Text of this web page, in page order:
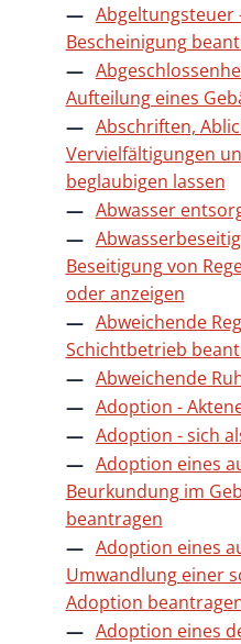
Abgeltungsteuer
Bescheinigung
Aufteilung eines
Abschriften,
Vervielfältigungen
beglaubigen lassen
Abwasser
Beseitigung von
oder anzeigen
Abweichende
Schichtbetrieb
Abweichende
Adoption -
Adoption - sich
Adoption eines
Beurkundung im
beantragen
Adoption eines
Umwandlung einer
Adoption
Adoption eines